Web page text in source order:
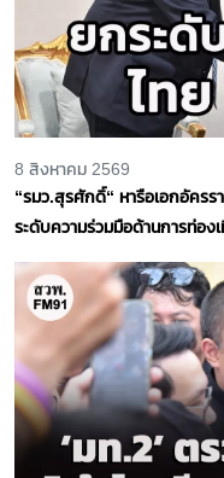
8 สิงหาคม 2569
“รมว.สุรศักดิ์“ หารือเอกอัครร
ระดับความร่วมมือด้านการท่อง